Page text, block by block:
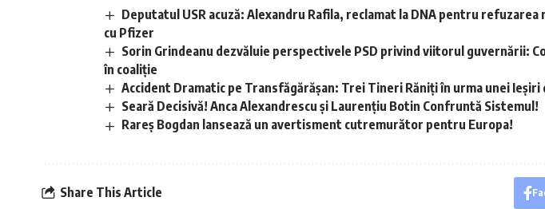
Deputatul USR acuză: Alexandru Rafila, reclamat la DNA pentru
cu Pfizer
Sorin Grindeanu dezvăluie perspectivele PSD privind viitorul guvernării:
în coaliție
Accident Dramatic pe Transfăgărășan: Trei Tineri Răniți în urma unei Ieşiri
Seară Decisivă! Anca Alexandrescu și Laurențiu Botin Confruntă Sistemul!
Rareș Bogdan lansează un avertisment cutremurător pentru Europa!
Share This Article